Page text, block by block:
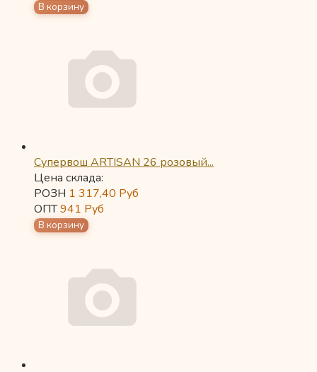
Супервош ARTISAN 26 розовый...
Цена склада:
РОЗН 1 317,40 Руб
ОПТ941 Руб